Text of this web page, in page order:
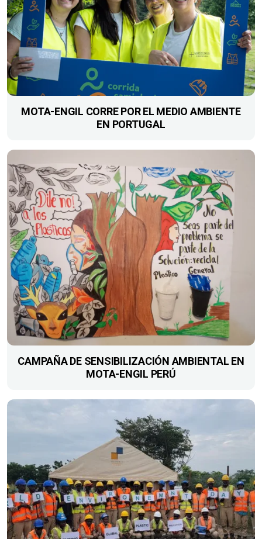
MOTA-ENGIL CORRE POR EL MEDIO AMBIENTE
EN PORTUGAL
CAMPAÑA DE SENSIBILIZACIÓN AMBIENTAL EN
MOTA-ENGIL PERÚ